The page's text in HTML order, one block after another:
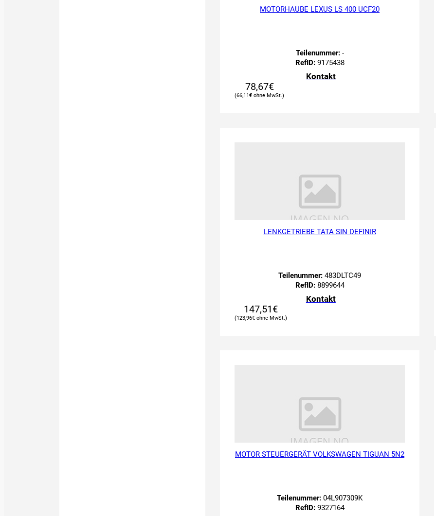
MOTORHAUBE LEXUS LS 400 UCF20
Teilenummer:-
RefID:9175438
Kontakt
78,67€
66,11€
LENKGETRIEBE TATA SIN DEFINIR
Teilenummer: 483DLTC49
RefID:8899644
Kontakt
147,51€
123,96€
MOTOR STEUERGERÄT VOLKSWAGEN TIGUAN 5N2
Teilenummer: 04L907309K
RefID:9327164